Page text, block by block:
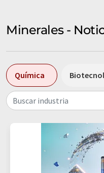
Minerales -
Química
Buscar industria